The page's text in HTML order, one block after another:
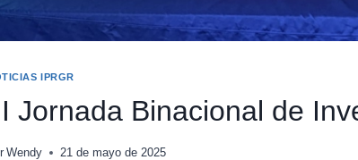
IPRGR
Jornada Binacional de
Wendy 21 de mayo de 2025